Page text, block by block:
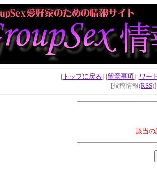
[ トップに戻る] [留意事項] [ワー
[投稿情報(RSS
該当の